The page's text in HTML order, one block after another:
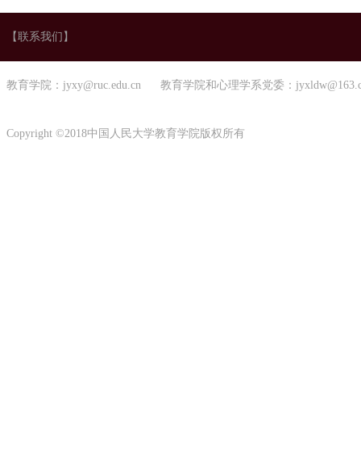
【联系我们】
教育学院：jyxy@ruc.edu.cn 教育学院和心理学系党委：
Copyright ©2018中国人民大学教育学院版权所有